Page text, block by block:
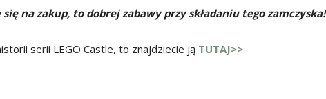
na zakup, to dobrej zabawy przy składaniu tego zamczyska!
serii LEGO Castle, to znajdziecie ją TUTAJ>>